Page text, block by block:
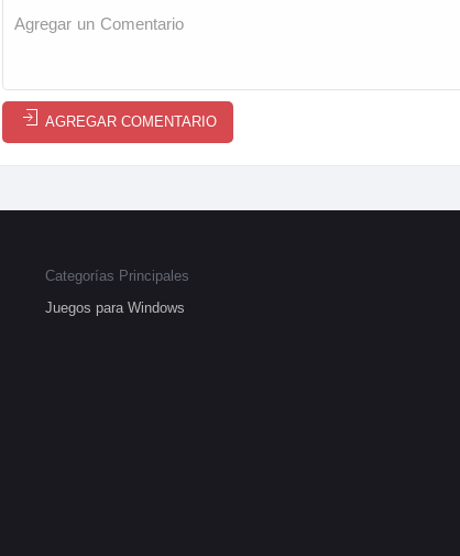
AGREGAR COMENTARIO
Categorías Principales
Juegos para Windows